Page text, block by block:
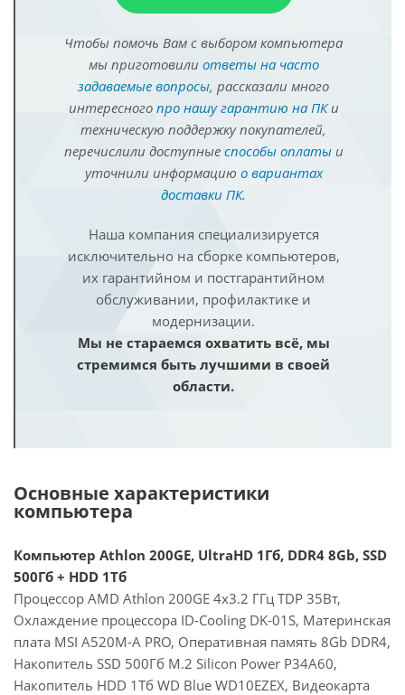
Чтобы помочь Вам с выбором компьютера
мы приготовили ответы на часто
задаваемые вопросы, рассказали много
интересного про нашу гарантию на ПКи
техническую поддержку покупателей,
перечислили доступные способы оплатыи
уточнили информацию о вариантах
доставки ПК.
Наша компания специализируется
исключительно на сборке компьютеров,
их гарантийном и постгарантийном
обслуживании, профилактике и
модернизации.
Мы не стараемся охватить всё, мы
стремимся быть лучшими в своей
области.
Основные характеристики
компьютера
Компьютер Athlon 200GE, UltraHD 1Гб, DDR4 8Gb, SSD
500Гб + HDD 1Тб
Процессор AMD Athlon 200GE 4x3.2 ГГц TDP 35Вт,
Охлаждение процессора ID-Cooling DK-01S, Материнская
плата MSI A520M-A PRO, Оперативная память 8Gb DDR4,
Накопитель SSD 500Гб M.2 Silicon Power P34A60,
Накопитель HDD 1Тб WD Blue WD10EZEX, Видеокарта